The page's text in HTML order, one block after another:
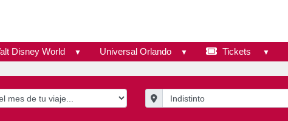
Disney World Universal Orlando Tickets